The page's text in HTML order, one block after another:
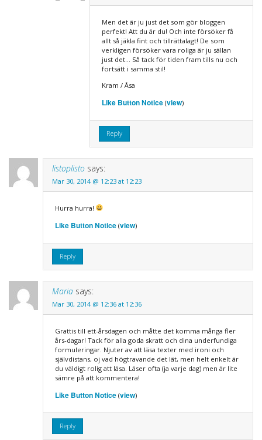
Men det är ju just det som gör bloggen
perfekt! Att du är du! Och inte försöker få
allt så jäkla fint och tillrättalagt! De som
verkligen försöker vara roliga är ju sällan
just det… Så tack för tiden fram tills nu och
fortsätt i samma stil!
Kram / Åsa
Like Button Notice(view)
Reply
listoplisto says:
Mar 30, 2014 @ 12:23 at 12:23
Hurra hurra!
Like Button Notice(view)
Reply
Maria says:
Mar 30, 2014 @ 12:36 at 12:36
Grattis till ett-årsdagen och måtte det komma många fler
års-dagar! Tack för alla goda skratt och dina underfundiga
formuleringar. Njuter av att läsa texter med ironi och
självdistans, oj vad högtravande det lät, men helt enkelt är
du väldigt rolig att läsa. Läser ofta (ja varje dag) men är lite
sämre på att kommentera!
Like Button Notice(view)
Reply